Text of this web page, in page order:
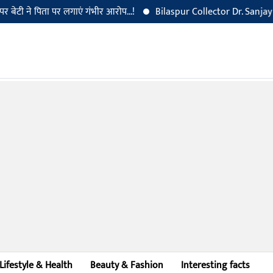
पर लगाएं गंभीर आरोप...! Bilaspur Collector Dr. Sanjay Alang
Lifestyle & Health Beauty & Fashion
Interesting facts